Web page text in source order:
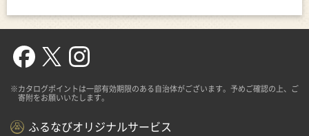
※カタログポイントは一部有効期限のある自治体がございます。予めご確認の上、ご
寄附をお願いいたします。
ふるなびオリジナルサービス